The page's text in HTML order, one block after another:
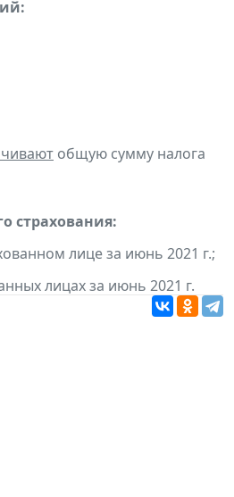
общую сумму налога
страхования:
лице за июнь 2021 г.;
лицах за июнь 2021 г.